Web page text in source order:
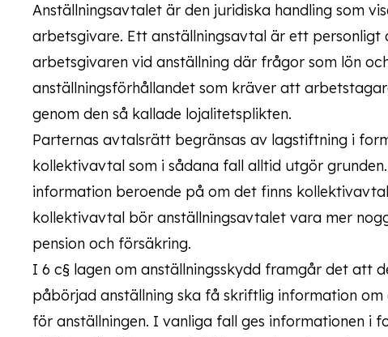
Anställningsavtalet är den juridiska handling som
arbetsgivare. Ett anställningsavtal är ett
arbetsgivaren vid anställning där frågor som lön
anställningsförhållandet som kräver att
genom den så kallade lojalitetsplikten.
Parternas avtalsrätt begränsas av lagstiftning i
kollektivavtal som i sådana fall alltid utgör
information beroende på om det finns
kollektivavtal bör anställningsavtalet vara mer
pension och försäkring.
I 6 c§ lagen om anställningsskydd framgår det att
påbörjad anställning ska få skriftlig information
för anställningen. I vanliga fall ges informationen i